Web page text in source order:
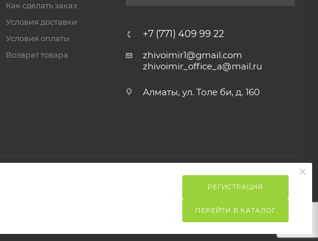
Как сделать заказ
Условия доставки
Условия оплаты
Возврат товара
+7 (771) 409 99 22
zhivoimir1@gmail.com
zhivoimir_office_a@mail.ru
Алматы, ул. Толе би, д. 160
РЕГИСТРАЦИЯ
ПЕРЕЙТИ В КАТАЛОГ